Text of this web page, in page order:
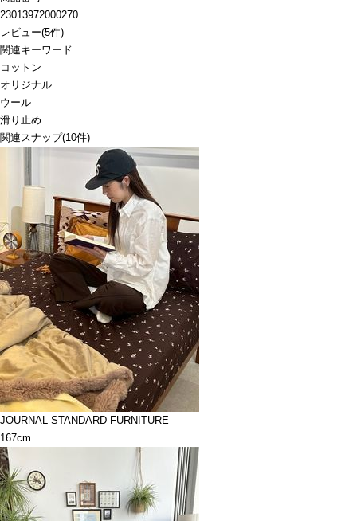
23013972000270
レビュー(5件)
関連キーワード
コットン
オリジナル
ウール
滑り止め
関連スナップ(10件)
JOURNAL STANDARD FURNITURE
167cm